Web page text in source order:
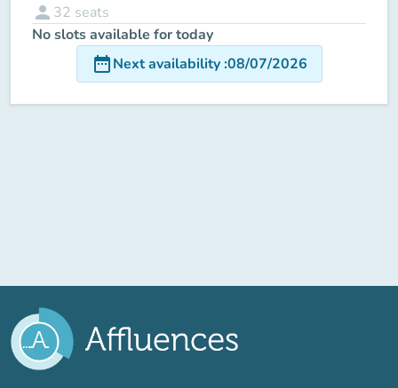
person 32 seats
No slots available for today
date_rangeNext availability:08/07/2026